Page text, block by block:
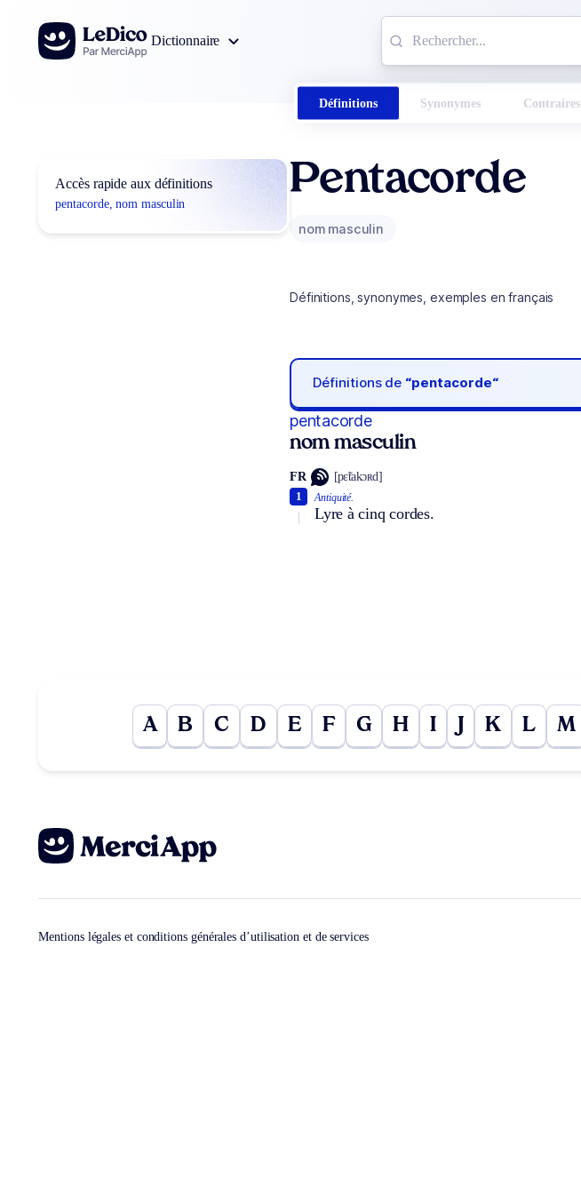
Aller au contenu
Dictionnaire
Définitions Synonymes Contraires
Accès rapide aux définitions
pentacorde, nom masculin
Pentacorde
nom masculin
Définitions, synonymes, exemples en français
Définitions de “pentacorde“
pentacorde
nom masculin
FR [pɛ̃takɔʀd]
Antiquité.
Lyre à cinq cordes.
1
A B C D E F G H I K L M
Mentions légales et conditions générales d’utilisation et de services